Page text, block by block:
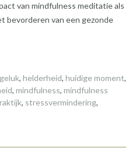
van mindfulness meditatie als
bevorderen van een gezonde
geluk, helderheid, huidige moment,
, mindfulness, mindfulness
, stressvermindering,